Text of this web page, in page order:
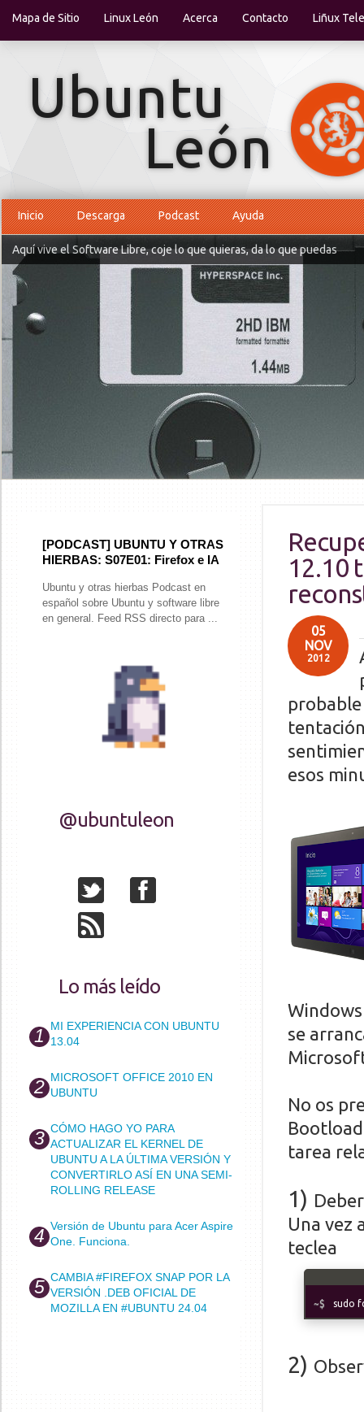
Mapa de Sitio Linux León Acerca Contacto Liñux
Inicio Descarga Podcast Ayuda
Aquí vive el Software Libre, coje lo que quieras, da lo que puedas
12.10
05
NOV
2012
esos
se
No os
tarea
1)
Una vez
teclea
sudo
2)
[PODCAST] UBUNTU Y OTRAS
HIERBAS: S07E01: Firefox e IA
Ubuntu y otras hierbas Podcast en
español sobre Ubuntu y software libre
en general. Feed RSS directo para ...
@ubuntuleon
Lo más leído
MI EXPERIENCIA CON UBUNTU
13.04
MICROSOFT OFFICE 2010 EN
UBUNTU
CÓMO HAGO YO PARA
ACTUALIZAR EL KERNEL DE
UBUNTU A LA ÚLTIMA VERSIÓN Y
CONVERTIRLO ASÍ EN UNA SEMI-
ROLLING RELEASE
Versión de Ubuntu para Acer Aspire
One. Funciona.
CAMBIA #FIREFOX SNAP POR LA
VERSIÓN .DEB OFICIAL DE
MOZILLA EN #UBUNTU 24.04